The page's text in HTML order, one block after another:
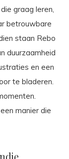
graag leren,
betrouwbare
staan Rebo
duurzaamheid
en een
te bladeren.
manier die